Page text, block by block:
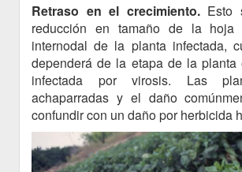
Retraso en el crecimiento.Esto
reducción en tamaño de la
internodal de la planta infectada,
dependerá de la etapa de la
infectada por virosis. Las
achaparradas y el daño
confundir con un daño por herbicida